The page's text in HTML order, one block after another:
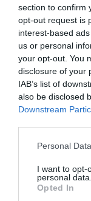
section to confirm
opt-out request is
interest-based
us or personal
your opt-out. You
disclosure of your
IAB’s list of
also be disclosed
Downstream
Please note that
not limited to
grant or deny
use your data for
Personal
I want to opt-
personal data.
Opted In